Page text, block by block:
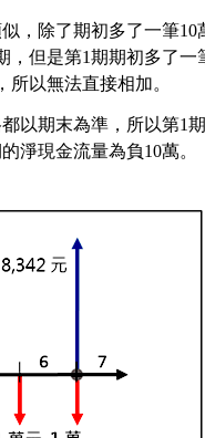
，除了期初多了一筆
但是第1期期初多了一
以無法直接相加。
以期末為準，所以第1
淨現金流量為負10萬。